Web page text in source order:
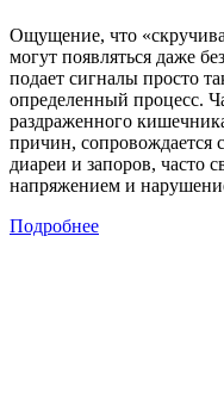
Ощущение, что
могут появляться даже
подает сигналы просто
определенный процесс.
раздраженного
причин, сопровождается
диареи и запоров, часто
напряжением и
Подробнее